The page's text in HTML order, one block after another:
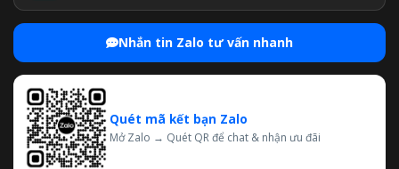
Nhắn tin Zalo tư vấn nhanh
Quét mã kết bạn Zalo
Mở Zalo → Quét QR để chat & nhận ưu đãi